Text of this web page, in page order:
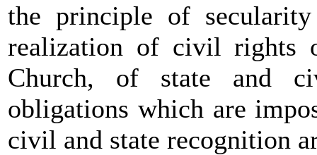
the principle of
realization of civil rights
Church, of state and
obligations which are
civil and state recognition